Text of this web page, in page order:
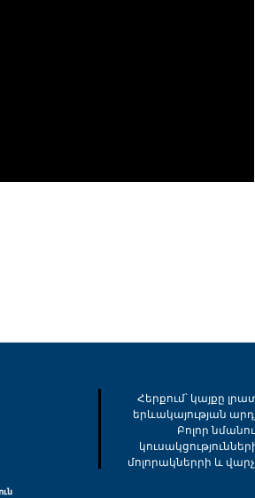
Հերքում՝ կայքը
երևակայության
Բոլոր
մոլորակներրի և